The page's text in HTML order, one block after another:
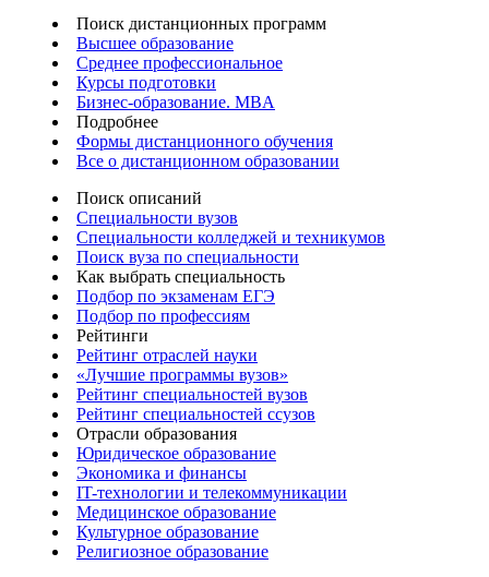
Поиск дистанционных программ
Высшее образование
Среднее профессиональное
Курсы подготовки
Бизнес-образование. MBA
Подробнее
Формы дистанционного обучения
Все о дистанционном образовании
Поиск описаний
Специальности вузов
Специальности колледжей и техникумов
Поиск вуза по специальности
Как выбрать специальность
Подбор по экзаменам ЕГЭ
Подбор по профессиям
Рейтинги
Рейтинг отраслей науки
«Лучшие программы вузов»
Рейтинг специальностей вузов
Рейтинг специальностей ссузов
Отрасли образования
Юридическое образование
Экономика и финансы
IT-технологии и телекоммуникации
Медицинское образование
Культурное образование
Религиозное образование